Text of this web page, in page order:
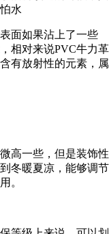
水
面如果沾上了一些
相对来说PVC牛力革
有放射性的元素，属
高一些，但是装饰性
冬暖夏凉，能够调节
。